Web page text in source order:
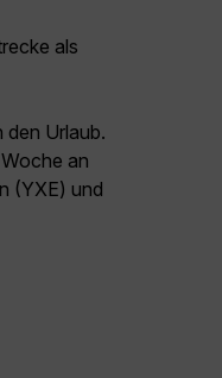
als
den Urlaub.
an
(YXE) und